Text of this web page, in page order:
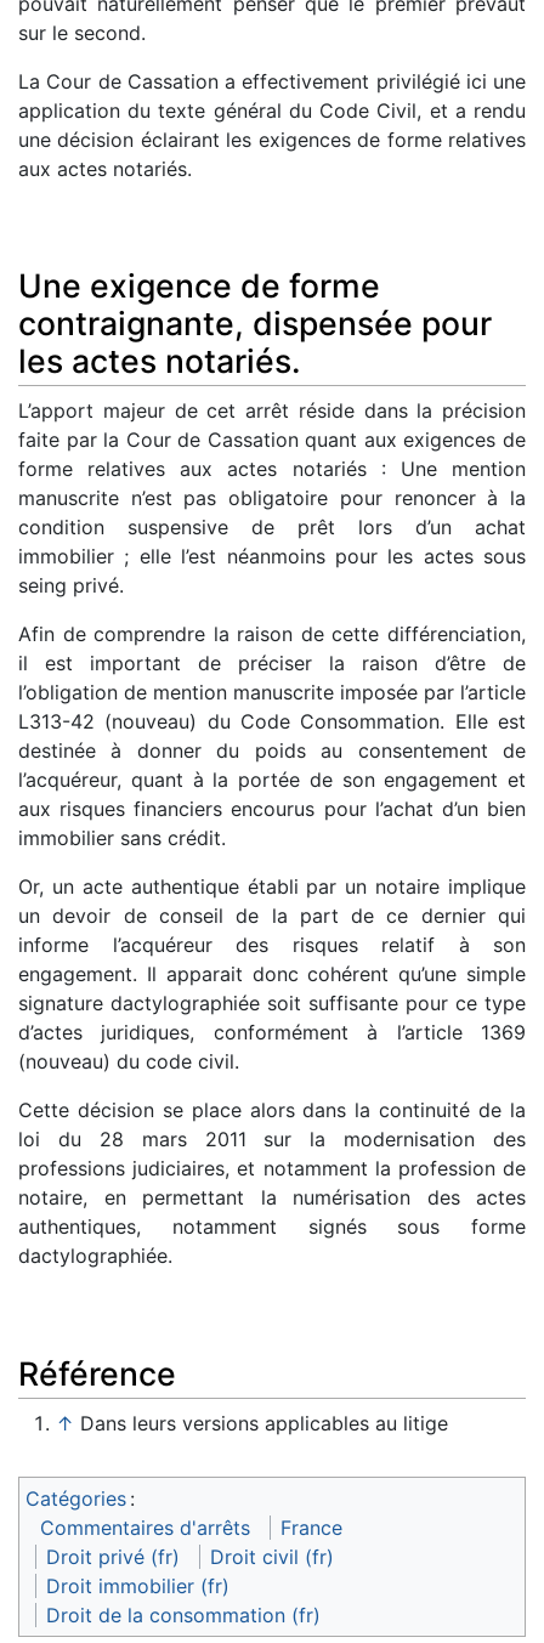
sur le second.
La Cour de Cassation a effectivement privilégié ici une
application du texte général du Code Civil, et a rendu
une décision éclairant les exigences de forme relatives
aux actes notariés.
Une exigence de forme
contraignante, dispensée pour
les actes notariés.
L’apport majeur de cet arrêt réside dans la précision
faite par la Cour de Cassation quant aux exigences de
forme relatives aux actes notariés : Une mention
manuscrite n’est pas obligatoire pour renoncer à la
condition suspensive de prêt lors d’un achat
immobilier ; elle l’est néanmoins pour les actes sous
seing privé.
Afin de comprendre la raison de cette différenciation,
il est important de préciser la raison d’être de
l’obligation de mention manuscrite imposée par l’article
L313-42 (nouveau) du Code Consommation. Elle est
destinée à donner du poids au consentement de
l’acquéreur, quant à la portée de son engagement et
aux risques financiers encourus pour l’achat d’un bien
immobilier sans crédit.
Or, un acte authentique établi par un notaire implique
un devoir de conseil de la part de ce dernier qui
informe l’acquéreur des risques relatif à son
engagement. Il apparait donc cohérent qu’une simple
signature dactylographiée soit suffisante pour ce type
d’actes juridiques, conformément à l’article 1369
(nouveau) du code civil.
Cette décision se place alors dans la continuité de la
loi du 28 mars 2011 sur la modernisation des
professions judiciaires, et notamment la profession de
notaire, en permettant la numérisation des actes
authentiques, notamment signés sous forme
dactylographiée.
Référence
↑ Dans leurs versions applicables au litige
Catégories :
Commentaires d'arrêts
France
Droit privé (fr)
Droit civil (fr)
Droit immobilier (fr)
Droit de la consommation (fr)